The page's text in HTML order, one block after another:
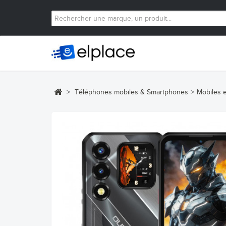
> Téléphones mobiles & Smartphones > Mobiles